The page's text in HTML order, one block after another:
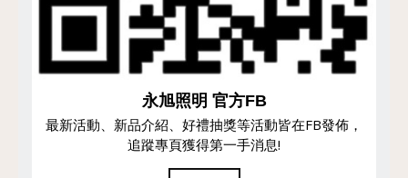
永旭照明 官方FB
最新活動、新品介紹、好禮抽獎等活動皆在FB發佈，
追蹤專頁獲得第一手消息!